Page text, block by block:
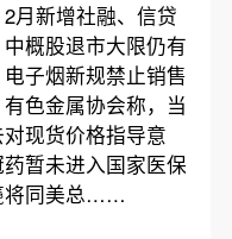
月新增社融、信贷
概股退市大限仍有
子烟新规禁止销售
色金属协会称，当
现货价格指导意
暂未进入国家医保
将同美总……